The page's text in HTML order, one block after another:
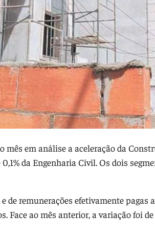
mês em análise a aceleração da
da Engenharia Civil. Os dois
de remunerações efetivamente pagas
Face ao mês anterior, a variação foi de